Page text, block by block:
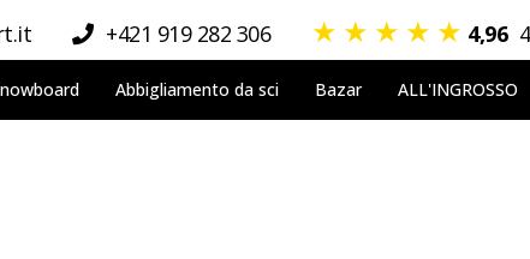
+421 919 282 306 ★ ★ ★ ★ ★ 4,96
Abbigliamento da sci Bazar ALL'INGROSSO